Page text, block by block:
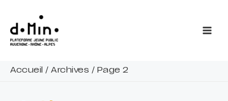
contenu
Accueil / Archives / Page 2